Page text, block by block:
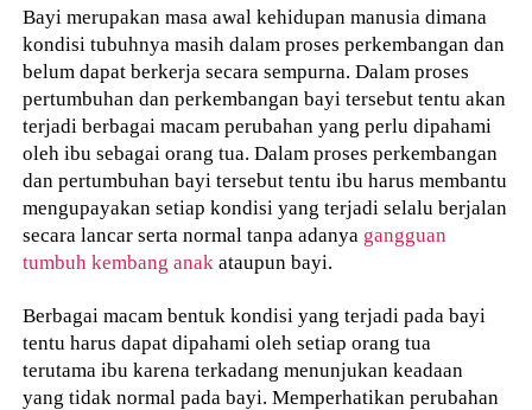
Bayi merupakan masa awal kehidupan manusia dimana
kondisi tubuhnya masih dalam proses perkembangan dan
belum dapat berkerja secara sempurna. Dalam proses
pertumbuhan dan perkembangan bayi tersebut tentu akan
terjadi berbagai macam perubahan yang perlu dipahami
oleh ibu sebagai orang tua. Dalam proses perkembangan
dan pertumbuhan bayi tersebut tentu ibu harus membantu
mengupayakan setiap kondisi yang terjadi selalu berjalan
secara lancar serta normal tanpa adanya gangguan
tumbuh kembang anak ataupun bayi.
Berbagai macam bentuk kondisi yang terjadi pada bayi
tentu harus dapat dipahami oleh setiap orang tua
terutama ibu karena terkadang menunjukan keadaan
yang tidak normal pada bayi. Memperhatikan perubahan